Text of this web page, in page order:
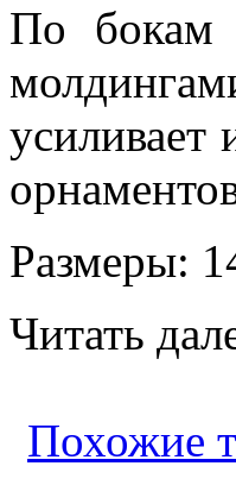
По бокам
усиливает
Размеры:
Читать
Похожие